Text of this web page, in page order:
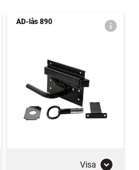
AD-lås 890
Visa